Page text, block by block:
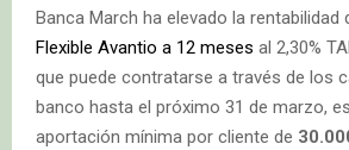
Banca March ha elevado la rentabilidad
Flexible Avantio a 12 meses al 2,30%
que puede contratarse a través de los
banco hasta el próximo 31 de marzo,
aportación mínima por cliente de